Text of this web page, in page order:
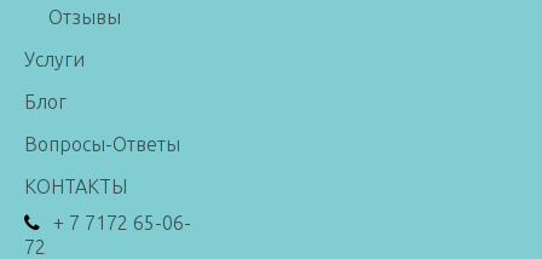
Отзывы
Услуги
Блог
Вопросы-Ответы
КОНТАКТЫ
+ 7 7172 65-06-
72